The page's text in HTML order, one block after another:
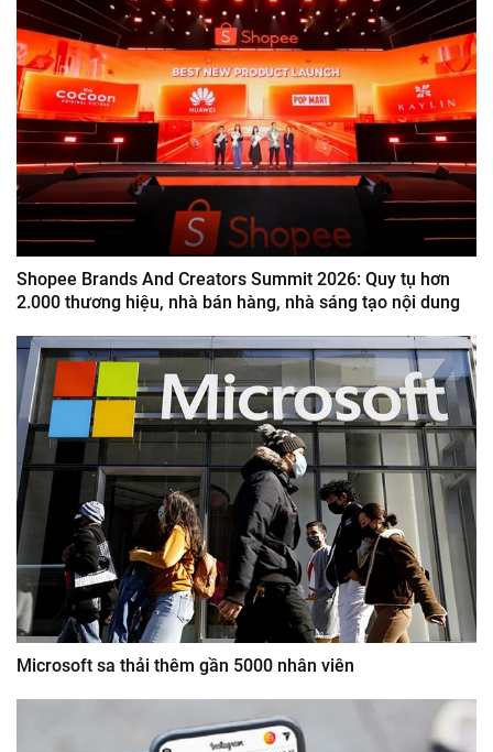
Shopee Brands And Creators Summit 2026: Quy tụ hơn
2.000 thương hiệu, nhà bán hàng, nhà sáng tạo nội dung
Microsoft sa thải thêm gần 5000 nhân viên